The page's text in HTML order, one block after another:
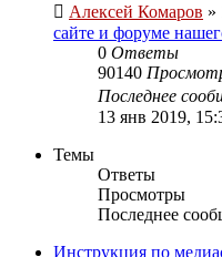
Алексей Комаров »
сайте и форуме
0 Ответы
90140
Последнее
13 янв 2019,
Темы
Ответы
Просмотры
Последнее
Инструкция по